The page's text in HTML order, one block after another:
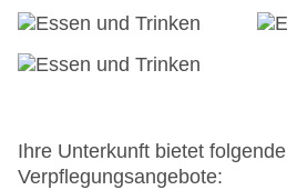
Ihre Unterkunft bietet folgende
Verpflegungsangebote: